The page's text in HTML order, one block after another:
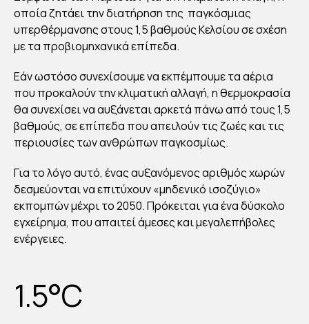
οποία ζητάει την διατήρηση της παγκόσμιας
υπερθέρμανσης στους 1,5 βαθμούς Κελσίου σε σχέση
με τα προβιομηχανικά επίπεδα.
Εάν ωστόσο συνεχίσουμε να εκπέμπουμε τα αέρια
που προκαλούν την κλιματική αλλαγή, η θερμοκρασία
θα συνεχίσει να αυξάνεται αρκετά πάνω από τους 1,5
βαθμούς, σε επίπεδα που απειλούν τις ζωές και τις
περιουσίες των ανθρώπων παγκοσμίως.
Για το λόγο αυτό, ένας αυξανόμενος αριθμός χωρών
δεσμεύονται να επιτύχουν «μηδενικό ισοζύγιο»
εκπομπών μέχρι το 2050. Πρόκειται για ένα δύσκολο
εγχείρημα, που απαιτεί άμεσες και μεγαλεπήβολες
ενέργειες.
1.5°C